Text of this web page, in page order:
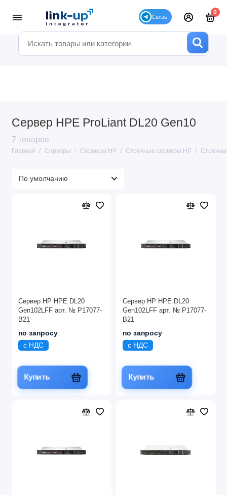
0
Сервер HPE ProLiant DL20 Gen10
7 товаров
Главная Серверы Серверы HP Стоечные серверы HP
Сервер HP HPE DL20
Gen102LFF арт. № P17077-
B21
по запросу
с НДС
Купить
Сервер HP HPE DL20
Gen102LFF арт. № P17077-
B21
по запросу
с НДС
Купить